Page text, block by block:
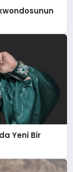
Yeni Bir